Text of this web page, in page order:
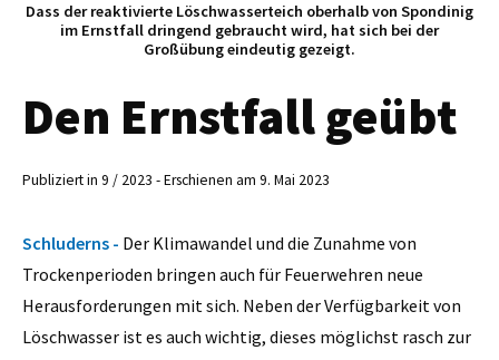
Dass der reaktivierte Löschwasserteich oberhalb von Spondinig
im Ernstfall dringend gebraucht wird, hat sich bei der
Großübung eindeutig gezeigt.
Den Ernstfall geübt
Publiziert in 9 / 2023 - Erschienen am 9. Mai 2023
Schluderns - Der Klimawandel und die Zunahme von
Trockenperioden bringen auch für Feuerwehren neue
Herausforderungen mit sich. Neben der Verfügbarkeit von
Löschwasser ist es auch wichtig, dieses möglichst rasch zur